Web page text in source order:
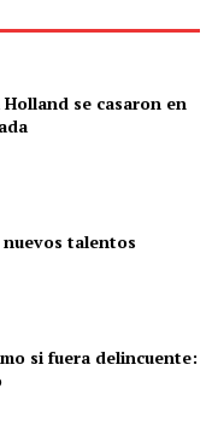
Holland se casaron en
talentos
si fuera delincuente: